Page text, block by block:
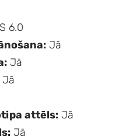
6.0
Jā
Jā
Jā
attēls: Jā
Jā